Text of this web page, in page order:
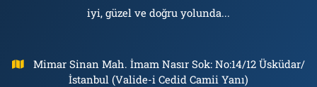
iyi, güzel ve doğru yolunda...
Mimar Sinan Mah. İmam Nasır Sok: No:14/12 Üsküdar/
İstanbul (Valide-i Cedid Camii Yanı)